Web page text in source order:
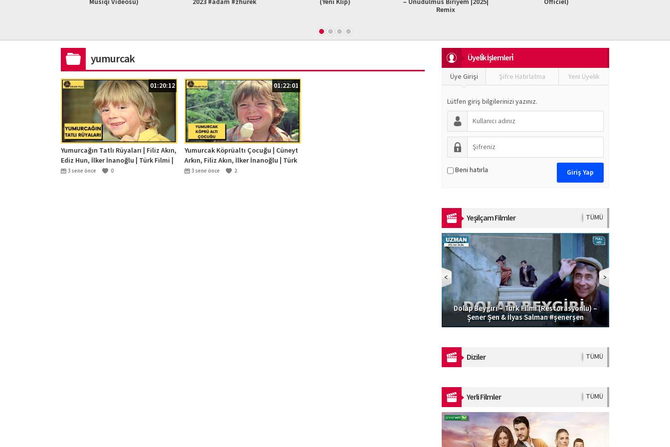
Remix
yumurcak
01:20:12
Yumurcağın Tatlı Rüyaları | Filiz Akın,
Ediz Hun, İlker İnanoğlu | Türk Filmi |
Full HD
3 sene önce 0
01:22:01
Yumurcak Köprüaltı Çocuğu | Cüneyt
Arkın, Filiz Akın, İlker İnanoğlu | Türk
Filmi | Full HD
3 sene önce 2
Üyeli̇k İşlemleri̇
Üye Girişi Şifre Hatırlatma Yeni Üyelik
Lütfen giriş bilgilerinizi yazınız.
Beni hatırla
Yeşilçam Filmler TÜMÜ
Dolap Beygiri – Türk Filmi (Restorasyonlu) –
Şener Şen & İlyas Salman #şenerşen
Diziler TÜMÜ
Yerli Filmler TÜMÜ